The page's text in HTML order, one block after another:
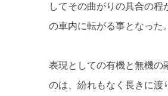
してその曲がりの具合の
の車内に転がる事となった。
表現としての有機と無機の
のは、紛れもなく長きに渡